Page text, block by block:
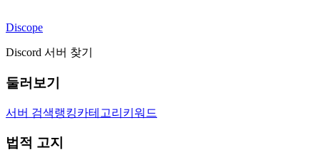
Discope
Discord 서버 찾기
둘러보기
서버 검색랭킹카테고리 키워드
법적 고지